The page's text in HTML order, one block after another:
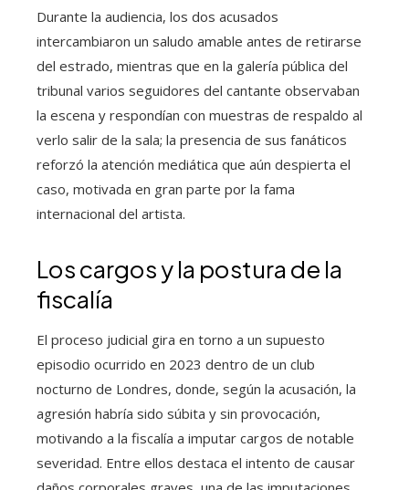
Durante la audiencia, los dos acusados
intercambiaron un saludo amable antes de retirarse
del estrado, mientras que en la galería pública del
tribunal varios seguidores del cantante observaban
la escena y respondían con muestras de respaldo al
verlo salir de la sala; la presencia de sus fanáticos
reforzó la atención mediática que aún despierta el
caso, motivada en gran parte por la fama
internacional del artista.
Los cargos y la postura de la
fiscalía
El proceso judicial gira en torno a un supuesto
episodio ocurrido en 2023 dentro de un club
nocturno de Londres, donde, según la acusación, la
agresión habría sido súbita y sin provocación,
motivando a la fiscalía a imputar cargos de notable
severidad. Entre ellos destaca el intento de causar